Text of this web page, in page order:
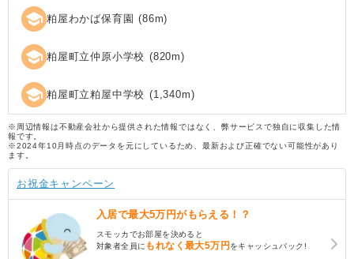
school 粕屋わかば保育園 (86m)
school 粕屋町立仲原小学校 (820m)
school 粕屋町立粕屋中学校 (1,340m)
※周辺情報は不動産会社から提供された情報ではなく、弊サービスで独自に収集した情
報です。
※2024年10月時点のデータを元にしているため、最新および正確でない可能性があり
ます。
お祝金キャンペーン
入居で最大5万円がもらえる！？
スモッカでお部屋を決めると
対象者全員に もれなく最大5万円 をキャッシュバック!